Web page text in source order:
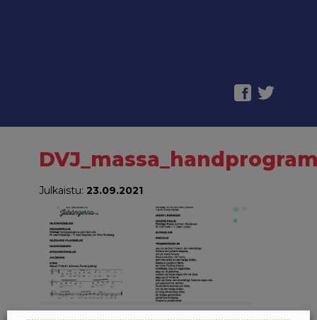
Julkaistu: 23.09.2021